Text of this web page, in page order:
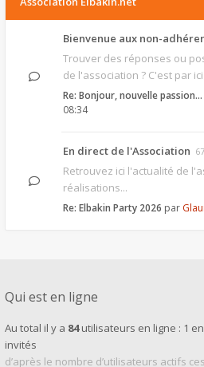
Bienvenue aux non-
Trouver des réponses ou
de l'association ? C'est par ici
Re: Bonjour, nouvelle passion…
08:34
En direct de l'Association
Retrouvez ici l'actualité de
réalisations...
Re: Elbakin Party 2026 par
Qui est en ligne
Au total il y a 84utilisateurs en ligne : 1
invités
d’après le nombre d’utilisateurs actifs